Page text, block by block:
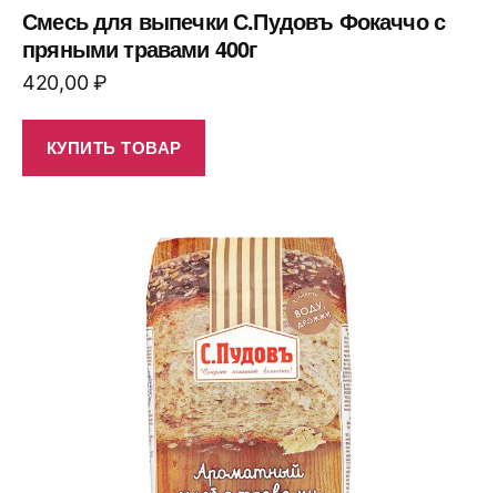
Смесь для выпечки С.Пудовъ Фокаччо с
пряными травами 400г
420,00₽
КУПИТЬ ТОВАР